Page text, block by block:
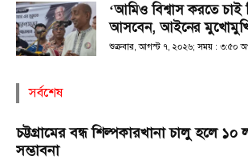
‘আমিও বিশ্বাস করতে চাই
আসবেন, আইনের মুখোমুখি
শুক্রবার, আগস্ট ৭, ২০২৬; সময় : ৩:৫০
সর্বশেষ
চট্টগ্রামের বন্ধ শিল্পকারখানা চালু হলে ১০
সম্ভাবনা